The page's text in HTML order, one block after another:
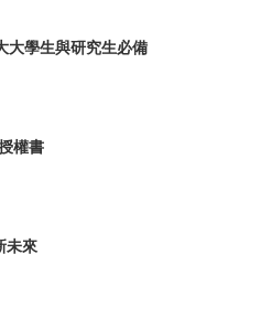
大學生與研究生必備
權書
未來